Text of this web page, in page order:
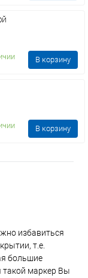
В корзину
В корзину
избавиться
т.е.
большие
такой маркер Вы